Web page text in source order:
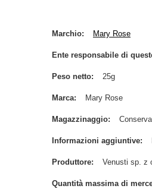
Marchio Mary Rose
Ente responsabile di
Peso netto 25g
Marca Mary Rose
Magazzinaggio
Informazioni aggiuntive
Produttore Venusti sp. z
Quantità massima di